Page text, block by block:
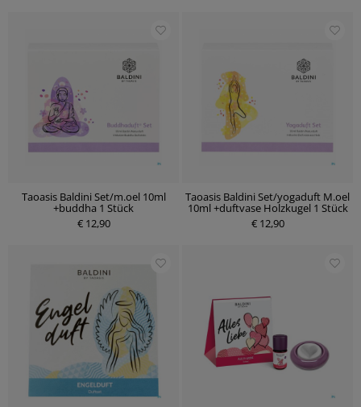
Taoasis Baldini Set/m.oel 10ml
+buddha 1 Stück
€ 12,90
Taoasis Baldini Set/yogaduft M.oel
10ml +duftvase Holzkugel 1 Stück
€ 12,90